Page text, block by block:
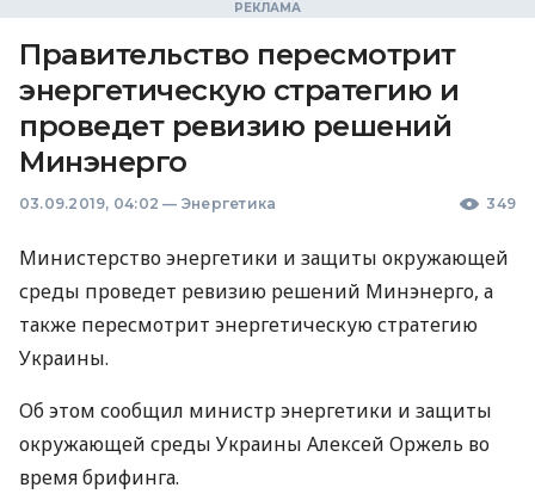
Правительство пересмотрит
энергетическую стратегию и
проведет ревизию решений
Минэнерго
03.09.2019, 04:02 — Энергетика 349
Министерство энергетики и защиты окружающей
среды проведет ревизию решений Минэнерго, а
также пересмотрит энергетическую стратегию
Украины.
Об этом сообщил министр энергетики и защиты
окружающей среды Украины Алексей Оржель во
время брифинга.